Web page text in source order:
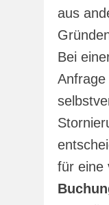
aus
Bei
Anfrage
für eine